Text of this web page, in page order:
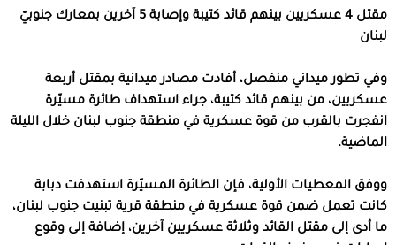
مقتل 4 عسكريين بينهم قائد كتيبة وإصابة 5 آخرين بمعارك جنوبيّ
لبنان
وفي تطور ميداني منفصل، أفادت مصادر ميدانية بمقتل أربعة
عسكريين، من بينهم قائد كتيبة، جراء استهداف طائرة مسيّرة
انفجرت بالقرب من قوة عسكرية في منطقة جنوب لبنان خلال الليلة
الماضية.
ووفق المعطيات الأولية، فإن الطائرة المسيّرة استهدفت دبابة
كانت تعمل ضمن قوة عسكرية في منطقة قرية تبنيت جنوب لبنان،
ما أدى إلى مقتل القائد وثلاثة عسكريين آخرين، إضافة إلى وقوع